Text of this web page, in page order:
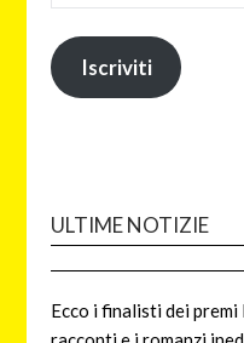
Iscriviti
ULTIME NOTIZIE
Ecco i finalisti dei